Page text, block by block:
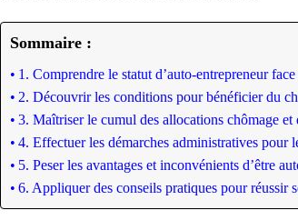
Sommaire :
1. Comprendre le statut d’auto-entrepreneur
2. Découvrir les conditions pour bénéficier du
3. Maîtriser le cumul des allocations chômage et
4. Effectuer les démarches administratives pour
5. Peser les avantages et inconvénients d’être
6. Appliquer des conseils pratiques pour réussir